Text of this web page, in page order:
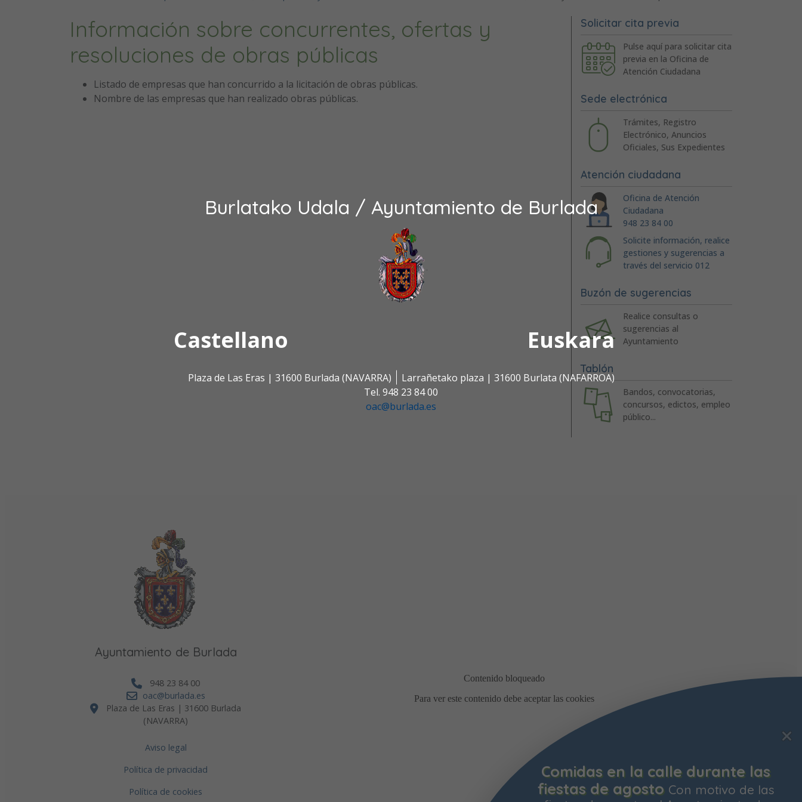
Burlatako Udala / Ayuntamiento de Burlada
Castellano Euskara
Plaza de Las Eras | 31600 Burlada (NAVARRA)
Larrañetako plaza | 31600 Burlata (NAFARROA)
Tel. 948 23 84 00
oac@burlada.es
Comidas en la calle durante las
fiestas de agosto Con motivo de las
Información sobre concurrentes, ofertas y
resoluciones de obras públicas
Listado de empresas que han concurrido a la licitación de obras públicas.
Nombre de las empresas que han realizado obras públicas.
Solicitar cita previa
Pulse aquí para solicitar cita
previa en la Oficina de
Atención Ciudadana
Sede electrónica
Trámites, Registro
Electrónico, Anuncios
Oficiales, Sus Expedientes
Atención ciudadana
Oficina de Atención
Ciudadana
948 23 84 00
Solicite información, realice
gestiones y sugerencias a
través del servicio 012
Buzón de sugerencias
Realice consultas o
sugerencias al
Ayuntamiento
Tablón
Bandos, convocatorias,
concursos, edictos, empleo
público...
Ayuntamiento de Burlada
948 23 84 00
oac@burlada.es
Plaza de Las Eras | 31600 Burlada
(NAVARRA)
Aviso legal
Política de privacidad
Política de cookies